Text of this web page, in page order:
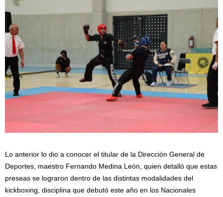
Lo anterior lo dio a conocer el titular de la Dirección General de
Deportes, maestro Fernando Medina León, quien detalló que estas
preseas se lograron dentro de las distintas modalidades del
kickboxing, disciplina que debutó este año en los Nacionales